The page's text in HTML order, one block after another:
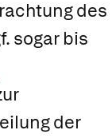
des
sogar bis
der